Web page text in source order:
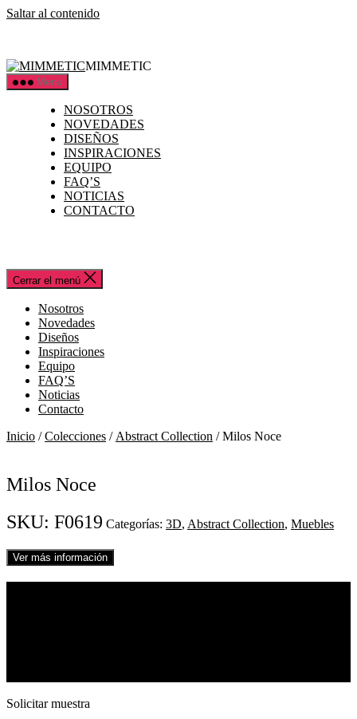
Saltar al contenido
MIMMETIC
Menú
NOSOTROS
NOVEDADES
DISEÑOS
INSPIRACIONES
EQUIPO
FAQ’S
NOTICIAS
CONTACTO
Cerrar el menú
Nosotros
Novedades
Diseños
Inspiraciones
Equipo
FAQ’S
Noticias
Contacto
Inicio /Colecciones / Abstract Collection / Milos Noce
Milos Noce
SKU: F0619 Categorías: 3D, Abstract Collection, Muebles
Ver más información
Solicitar muestra